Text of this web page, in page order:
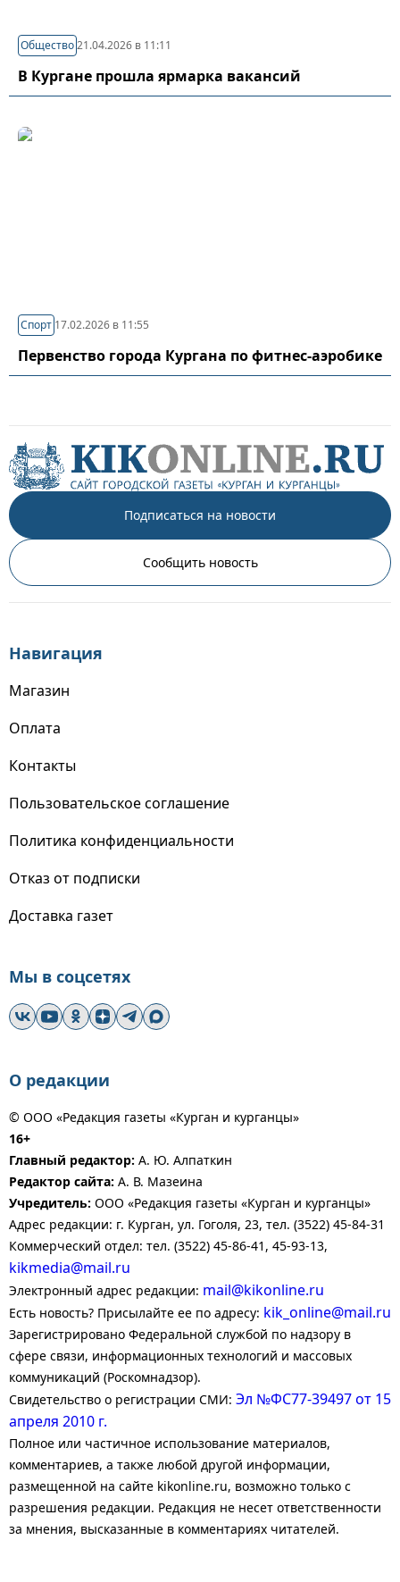
Общество21.04.2026 в 11:11
В Кургане прошла ярмарка вакансий
Спорт 17.02.2026 в 11:55
Первенство города Кургана по фитнес-аэробике
Подписаться на новости
Сообщить новость
Навигация
Магазин
Оплата
Контакты
Пользовательское соглашение
Политика конфиденциальности
Отказ от подписки
Доставка газет
Мы в соцсетях
О редакции
© ООО «Редакция газеты «Курган и курганцы»
16+
Главный редактор: А. Ю. Алпаткин
Редактор сайта: А. В. Мазеина
Учредитель: ООО «Редакция газеты «Курган и курганцы»
Адрес редакции: г. Курган, ул. Гоголя, 23, тел. (3522) 45-84-31
Коммерческий отдел: тел. (3522) 45-86-41, 45-93-13,
kikmedia@mail.ru
Электронный адрес редакции: mail@kikonline.ru
Есть новость? Присылайте ее по адресу: kik_online@mail.ru
Зарегистрировано Федеральной службой по надзору в
сфере связи, информационных технологий и массовых
коммуникаций (Роскомнадзор).
Свидетельство о регистрации СМИ: Эл №ФС77-39497 от 15
апреля 2010 г.
Полное или частичное использование материалов,
комментариев, а также любой другой информации,
размещенной на сайте kikonline.ru, возможно только с
разрешения редакции. Редакция не несет ответственности
за мнения, высказанные в комментариях читателей.